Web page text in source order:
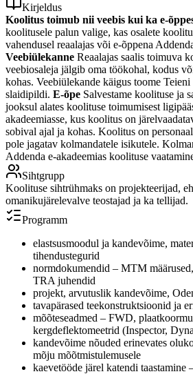
Kirjeldus
Koolitus toimub nii veebis kui ka e-
koolitusele palun valige, kas osalete
vahendusel reaalajas või e-õppena
Veebiülekanne Reaalajas saalis toimuva
veebiosaleja jälgib oma töökohal, kodus
kohas. Veebiülekande käigus toome
slaidipildi. E-õpe Salvestame koolituse ja
jooksul alates koolituse toimumisest
akadeemiasse, kus koolitus on
sobival ajal ja kohas. Koolitus on
pole jagatav kolmandatele isikutele.
Addenda e-akadeemias koolituse
Sihtgrupp
Koolituse sihtrühmaks on projekteerijad,
omanikujärelevalve teostajad ja ka tellijad.
Programm
elastsusmoodul ja kandevõime,
tihendustegurid
normdokumendid – MTM
TRA juhendid
projekt, arvutuslik kandevõime,
tavapärased teekonstruktsioonid ja
mõõteseadmed – FWD,
kergdeflektomeetrid (Inspector,
kandevõime nõuded erinevates
mõju mõõtmistulemusele
kaevetööde järel katendi taastamine